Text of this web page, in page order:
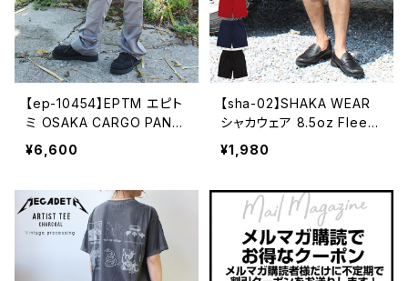
【ep-10454】EPTM エピト
ミ OSAKA CARGO PANT
S-CHARCOAL EP10454
カーゴパンツ Dリング クラ
ポケット バンド アメリカ 人
気 ブランド 安い
¥6,600
【sha-02】SHAKA WEAR
シャカウェア 8.5oz Fleec
e Jogger Shorts フリース
ジョガーショーツ メンズ ス
ーフパンツ スウェットパンツ
短パン
¥1,980